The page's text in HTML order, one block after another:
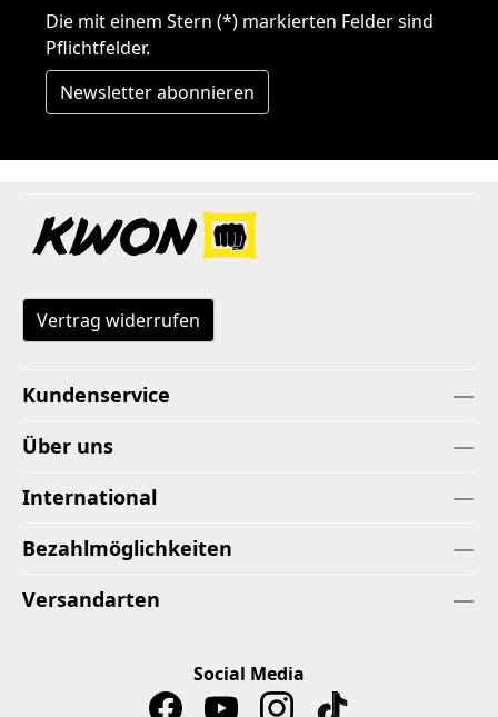
Die mit einem Stern (*) markierten Felder sind
Pflichtfelder.
Newsletter abonnieren
Vertrag widerrufen
Kundenservice
Über uns
International
Bezahlmöglichkeiten
Versandarten
Social Media